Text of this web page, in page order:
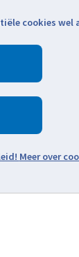
cookies wel
Meer over